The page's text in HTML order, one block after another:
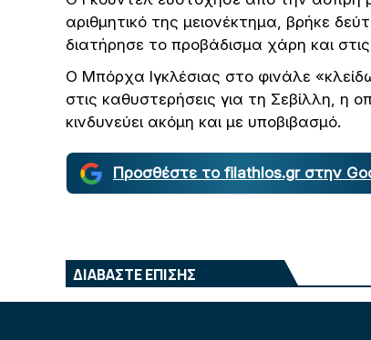
αριθμητικό της μειονέκτημα, βρήκε
διατήρησε το προβάδισμα χάρη και
Ο Μπόρχα Ιγκλέσιας στο φινάλε
στις καθυστερήσεις για τη Σεβίλλη, η
κινδυνεύει ακόμη και με υποβιβασμό.
Προσθέστε το filathlos.gr στην
ΔΙΑΒΑΣΤΕ ΕΠΙΣΗΣ